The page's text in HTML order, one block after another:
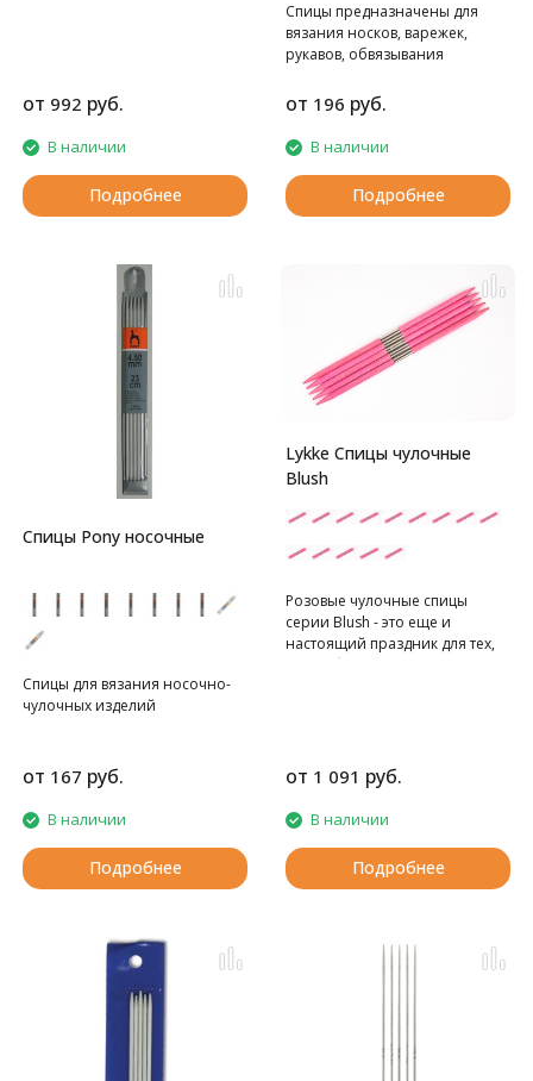
от 992 руб.
В наличии
Подробнее
Спицы предназначены для
вязания носков, варежек,
рукавов, обвязывания
ярких цветов , что помогает
отслеживать начало или конец
вязания и создают позитивное
настроение. Сделаны из
алюминия с цветным
анодированным покрытием.
от 196 руб.
В наличии
Подробнее
Спицы Pony носочные
Спицы для вязания носочно-
чулочных изделий
от 167 руб.
В наличии
Подробнее
Lykke Спицы чулочные
Blush
Розовые чулочные спицы
серии Blush - это еще и
настоящий праздник для тех,
кто любит красивые вязальные
полировка инструмента
проводится практически
вручную, выполняется крайне
получаются безупречно
гладкие, легкие, удобные в
от 1 091 руб.
В наличии
Подробнее